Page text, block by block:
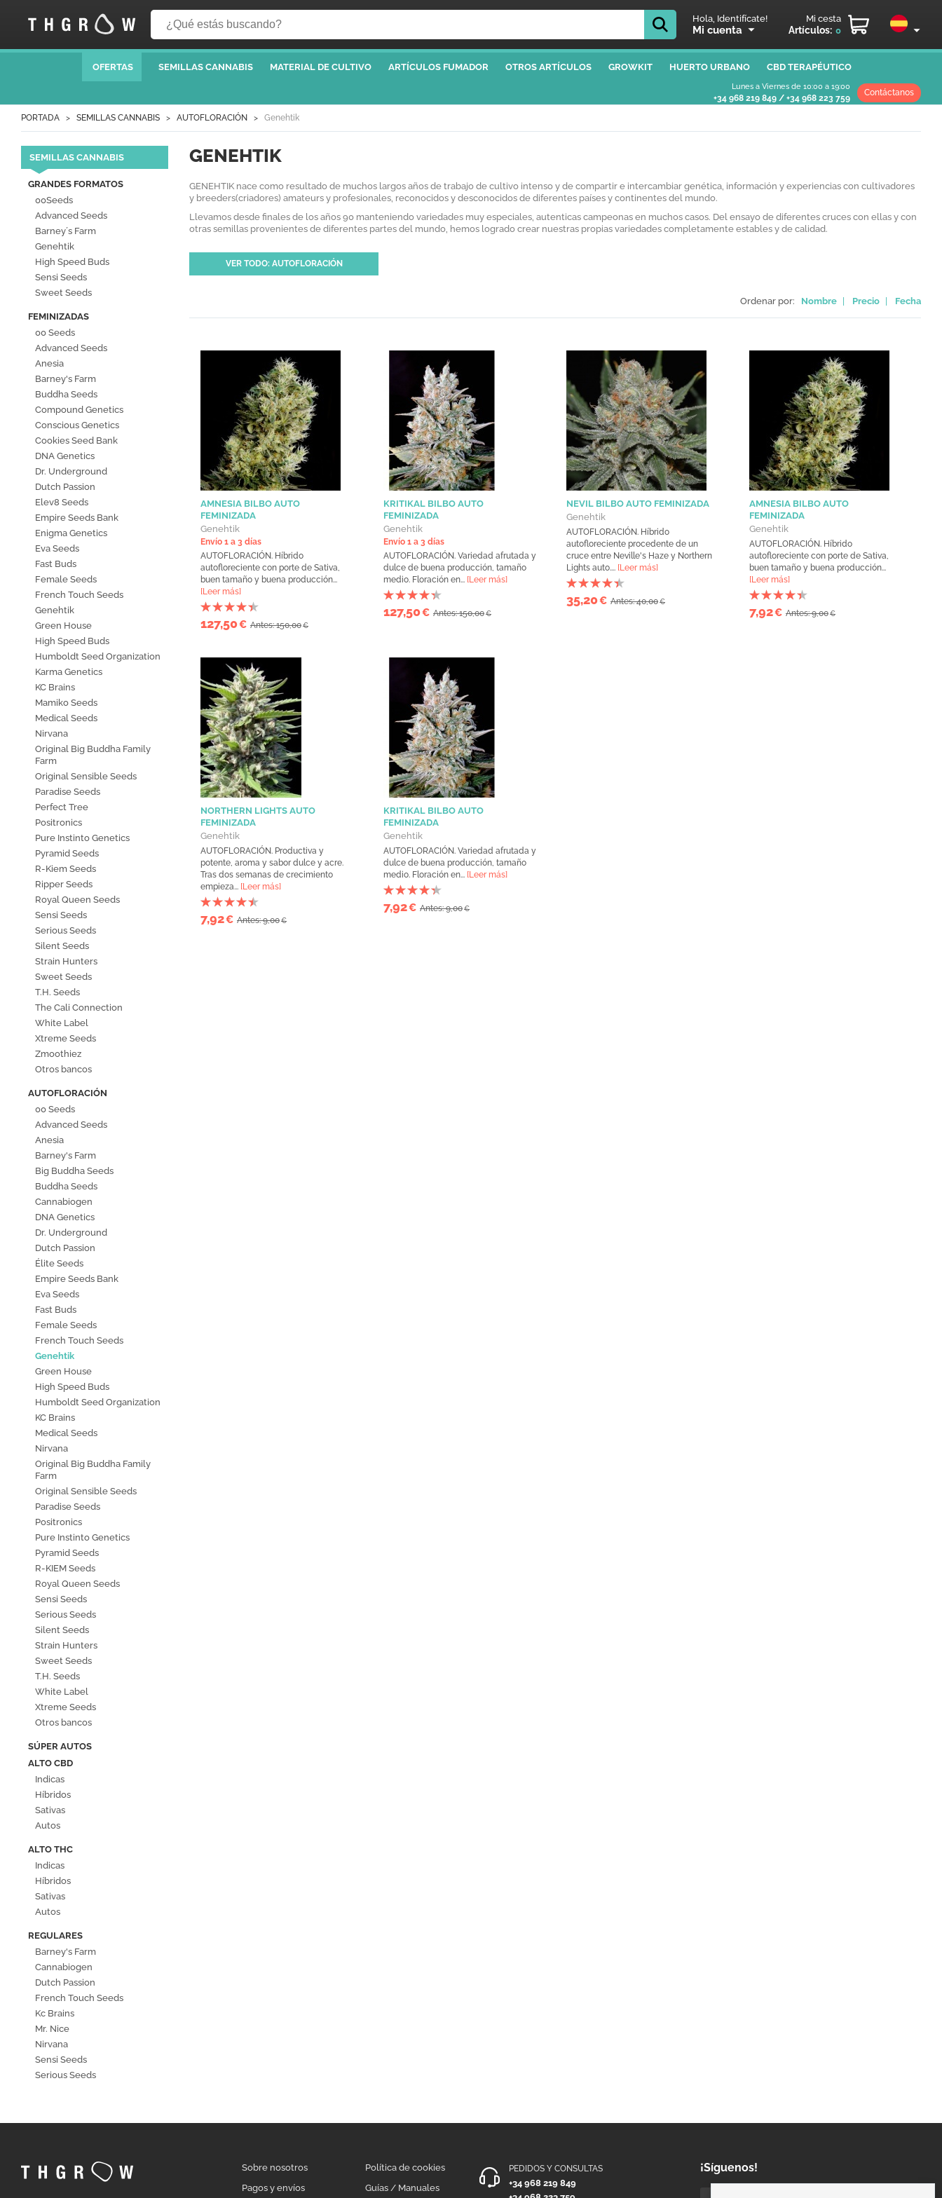
Hola, Identifícate!
Mi cuenta
Mi cesta
Artículos: 0
OFERTAS SEMILLAS CANNABIS MATERIAL DE CULTIVO ARTÍCULOS FUMADOR OTROS ARTÍCULOS GROWKIT HUERTO URBANO CBD TERAPÉUTICO
Lunes a Viernes de 10:00 a 19:00
+34 968 219 849 / +34 968 223 759
Contáctanos
PORTADA SEMILLAS CANNABIS AUTOFLORACIÓN Genehtik
SEMILLAS CANNABIS
GRANDES FORMATOS
00Seeds
Advanced Seeds
Barney´s Farm
Genehtik
High Speed Buds
Sensi Seeds
Sweet Seeds
FEMINIZADAS
00 Seeds
Advanced Seeds
Anesia
Barney's Farm
Buddha Seeds
Compound Genetics
Conscious Genetics
Cookies Seed Bank
DNA Genetics
Dr. Underground
Dutch Passion
Elev8 Seeds
Empire Seeds Bank
Enigma Genetics
Eva Seeds
Fast Buds
Female Seeds
French Touch Seeds
Genehtik
Green House
High Speed Buds
Humboldt Seed Organization
Karma Genetics
KC Brains
Mamiko Seeds
Medical Seeds
Nirvana
Original Big Buddha Family
Farm
Original Sensible Seeds
Paradise Seeds
Perfect Tree
Positronics
Pure Instinto Genetics
Pyramid Seeds
R-Kiem Seeds
Ripper Seeds
Royal Queen Seeds
Sensi Seeds
Serious Seeds
Silent Seeds
Strain Hunters
Sweet Seeds
T.H. Seeds
The Cali Connection
White Label
Xtreme Seeds
Zmoothiez
Otros bancos
AUTOFLORACIÓN
00 Seeds
Advanced Seeds
Anesia
Barney's Farm
Big Buddha Seeds
Buddha Seeds
Cannabiogen
DNA Genetics
Dr. Underground
Dutch Passion
Élite Seeds
Empire Seeds Bank
Eva Seeds
Fast Buds
Female Seeds
French Touch Seeds
Genehtik
Green House
High Speed Buds
Humboldt Seed Organization
KC Brains
Medical Seeds
Nirvana
Original Big Buddha Family
Farm
Original Sensible Seeds
Paradise Seeds
Positronics
Pure Instinto Genetics
Pyramid Seeds
R-KIEM Seeds
Royal Queen Seeds
Sensi Seeds
Serious Seeds
Silent Seeds
Strain Hunters
Sweet Seeds
T.H. Seeds
White Label
Xtreme Seeds
Otros bancos
SÚPER AUTOS
ALTO CBD
Indicas
Híbridos
Sativas
Autos
ALTO THC
Indicas
Híbridos
Sativas
Autos
REGULARES
Barney's Farm
Cannabiogen
Dutch Passion
French Touch Seeds
Kc Brains
Mr. Nice
Nirvana
Sensi Seeds
Serious Seeds
GENEHTIK
GENEHTIK nace como resultado de muchos largos años de trabajo de cultivo intenso y de compartir e intercambiar genética, información y experiencias con cultivadores
y breeders(criadores) amateurs y profesionales, reconocidos y desconocidos de diferentes países y continentes del mundo.
Llevamos desde finales de los años 90 manteniendo variedades muy especiales, autenticas campeonas en muchos casos. Del ensayo de diferentes cruces con ellas y con
otras semillas provenientes de diferentes partes del mundo, hemos logrado crear nuestras propias variedades completamente estables y de calidad.
VER TODO: AUTOFLORACIÓN
Ordenar por: Nombre Precio Fecha
AMNESIA BILBO AUTO
FEMINIZADA
Genehtik
Envío 1 a 3 días
AUTOFLORACIÓN. Híbrido
autofloreciente con porte de Sativa,
buen tamaño y buena producción...
[Leer más]
127,50€ Antes: 150,00€
KRITIKAL BILBO AUTO
FEMINIZADA
Genehtik
Envío 1 a 3 días
AUTOFLORACIÓN. Variedad afrutada y
dulce de buena producción, tamaño
medio. Floración en... [Leer más]
127,50€ Antes: 150,00€
NEVIL BILBO AUTO FEMINIZADA
Genehtik
AUTOFLORACIÓN. Híbrido
autofloreciente procedente de un
cruce entre Neville's Haze y Northern
Lights auto.... [Leer más]
35,20€ Antes: 40,00€
AMNESIA BILBO AUTO
FEMINIZADA
Genehtik
AUTOFLORACIÓN. Híbrido
autofloreciente con porte de Sativa,
buen tamaño y buena producción...
[Leer más]
7,92€ Antes: 9,00€
NORTHERN LIGHTS AUTO
FEMINIZADA
Genehtik
AUTOFLORACIÓN. Productiva y
potente, aroma y sabor dulce y acre.
Tras dos semanas de crecimiento
empieza... [Leer más]
7,92€ Antes: 9,00€
KRITIKAL BILBO AUTO
FEMINIZADA
Genehtik
AUTOFLORACIÓN. Variedad afrutada y
dulce de buena producción, tamaño
medio. Floración en... [Leer más]
7,92€ Antes: 9,00€
Sobre nosotros
Pagos y envíos
Política de cookies
Guías / Manuales
PEDIDOS Y CONSULTAS
+34 968 219 849
¡Síguenos!